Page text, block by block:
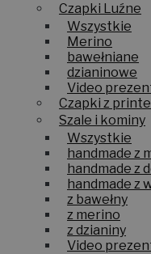
Czapki Luźne
Wszystkie
Merino
bawełniane
dzianinowe
Video
Czapki z
Szale i kominy
Wszystkie
handmade z
handmade z
handmade z
z bawełny
z merino
z dzianiny
Video